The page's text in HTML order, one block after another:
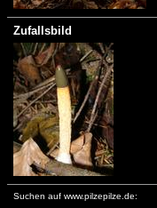
Zufallsbild
Suchen auf www.pilzepilze.de: